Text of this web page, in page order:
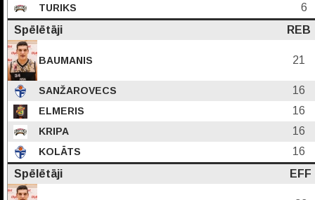
TURIKS
6
Spēlētāji
REB
BAUMANIS 21
SANŽAROVECS 16
ELMERIS 16
KRIPA 16
KOLĀTS
16
Spēlētāji
EFF